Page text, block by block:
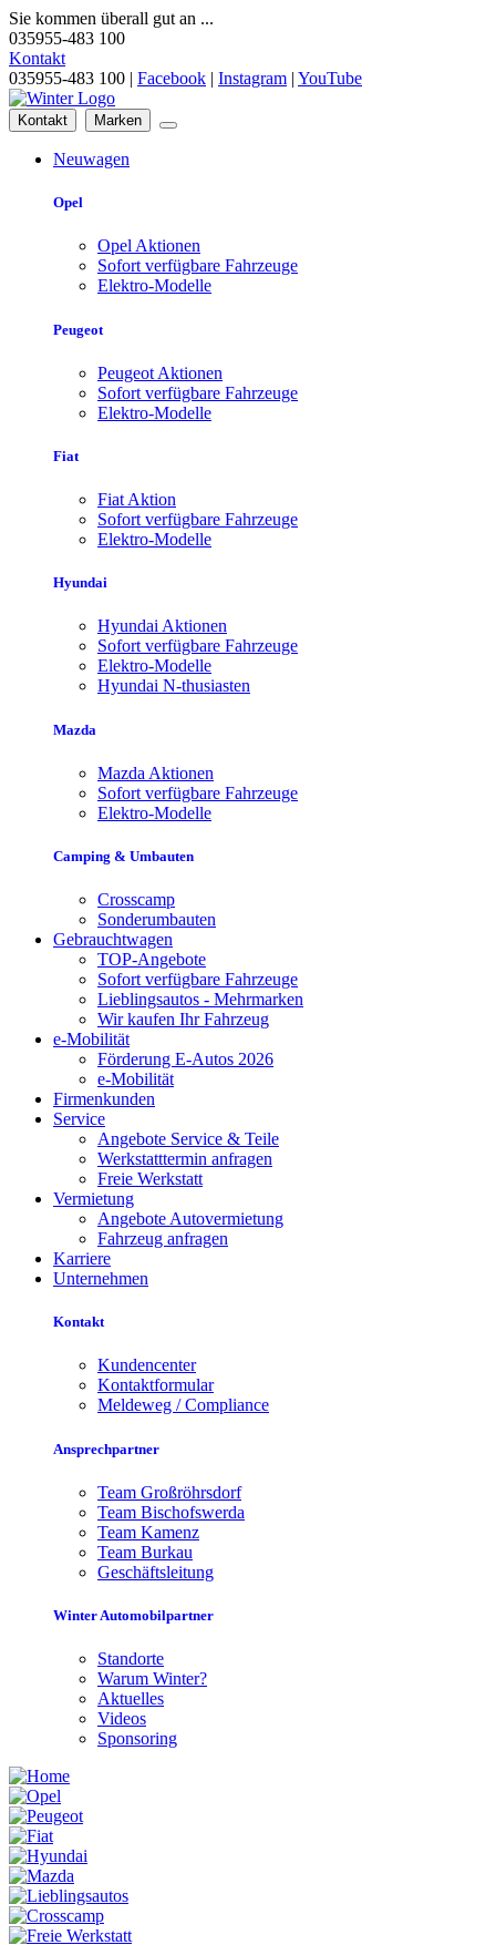
Sie kommen überall gut an ...
035955-483 100
Kontakt
035955-483 100 | Facebook | Instagram | YouTube
Kontakt Marken
Neuwagen
Opel
Opel Aktionen
Sofort verfügbare Fahrzeuge
Elektro-Modelle
Peugeot
Peugeot Aktionen
Sofort verfügbare Fahrzeuge
Elektro-Modelle
Fiat
Fiat Aktion
Sofort verfügbare Fahrzeuge
Elektro-Modelle
Hyundai
Hyundai Aktionen
Sofort verfügbare Fahrzeuge
Elektro-Modelle
Hyundai N-thusiasten
Mazda
Mazda Aktionen
Sofort verfügbare Fahrzeuge
Elektro-Modelle
Camping & Umbauten
Crosscamp
Sonderumbauten
Gebrauchtwagen
TOP-Angebote
Sofort verfügbare Fahrzeuge
Lieblingsautos - Mehrmarken
Wir kaufen Ihr Fahrzeug
e-Mobilität
Förderung E-Autos 2026
e-Mobilität
Firmenkunden
Service
Angebote Service & Teile
Werkstatttermin anfragen
Freie Werkstatt
Vermietung
Angebote Autovermietung
Fahrzeug anfragen
Karriere
Unternehmen
Kontakt
Kundencenter
Kontaktformular
Meldeweg / Compliance
Ansprechpartner
Team Großröhrsdorf
Team Bischofswerda
Team Kamenz
Team Burkau
Geschäftsleitung
Winter Automobilpartner
Standorte
Warum Winter?
Aktuelles
Videos
Sponsoring